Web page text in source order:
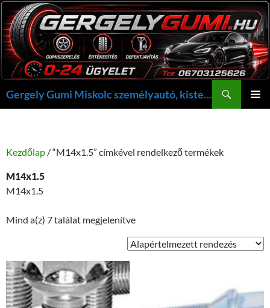
Kilépés
a
tartalomba
Gergely Gumi Miskolc személyautó, kisteherautó gumi szerelés javítás +36703125626 NON-STOP ügyelet, gergelygumi@gergelygumi.hu
Kezdőlap / “M14x1.5” címkével rendelkező termékek
M14x1.5
M14x1.5
Mind a(z) 7 találat megjelenítve